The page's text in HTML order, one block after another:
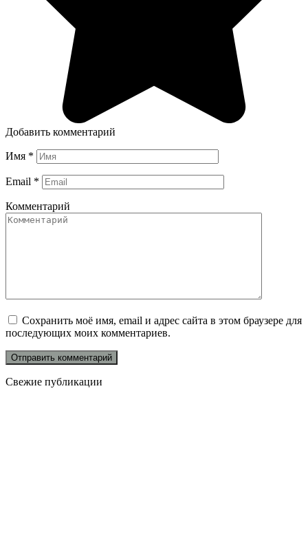
Добавить комментарий
Имя *
Email *
Комментарий
Сохранить моё имя, email и адрес сайта в этом браузере для
последующих моих комментариев.
Свежие публикации